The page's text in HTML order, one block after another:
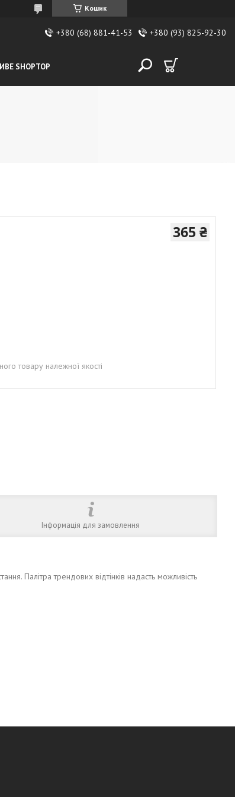
Кошик
+380 (68) 881-41-53 +380 (93) 825-92-30
SHOPTOP
365 ₴
товару належної якості
Інформація для замовлення
Палітра трендових відтінків надасть можливість